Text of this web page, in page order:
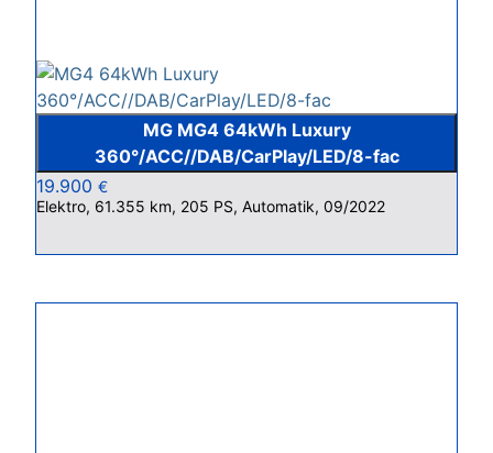
MG MG4 64kWh Luxury
360°/ACC//DAB/CarPlay/LED/8-fac
19.900 €
Elektro, 61.355 km, 205 PS, Automatik, 09/2022